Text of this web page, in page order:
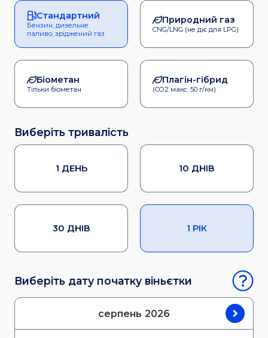
Стандартний
Бензин, дизельне
паливо, зріджений газ
Природний газ
CNG/LNG (не діє для LPG)
Біометан
Тільки біометан
Плагін-гібрид
(CO2 макс. 50 г/км)
Виберіть тривалість
1 ДЕНЬ 10 ДНІВ
30 ДНІВ 1 РІК
Виберіть дату початку віньєтки
серпень 2026